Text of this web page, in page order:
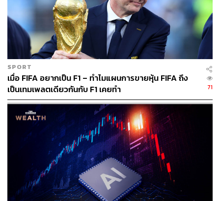
SPORT
เมื่อ FIFA อยากเป็น F1 – ทำไมแผนการขายหุ้น FIFA ถึง
เป็นเทมเพลตเดียวกันกับ F1 เคยทำ
71